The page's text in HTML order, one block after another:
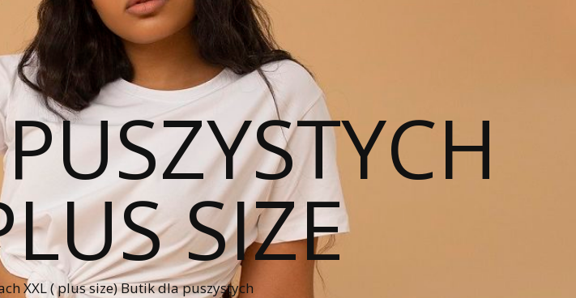
SIZE
XXL ( plus size) Butik dla puszystych